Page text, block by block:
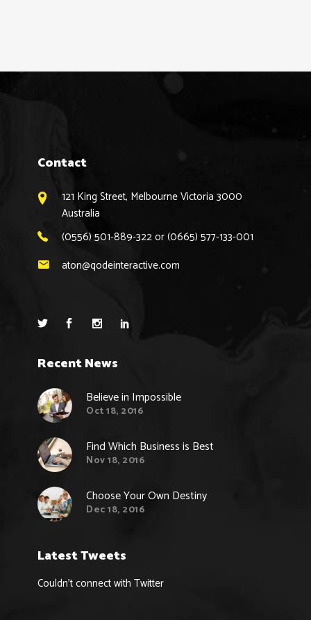
Contact
121 King Street, Melbourne Victoria 3000
Australia
(0556) 501-889-322 or (0665) 577-133-001
aton@qodeinteractive.com
Recent News
Believe in Impossible
Oct 18, 2016
Find Which Business is Best
Nov 18, 2016
Choose Your Own Destiny
Dec 18, 2016
Latest Tweets
Couldn't connect with Twitter